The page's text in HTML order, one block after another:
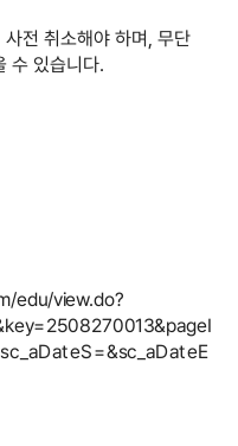
전 취소해야 하며, 무단
수 있습니다.
edu/view.do?